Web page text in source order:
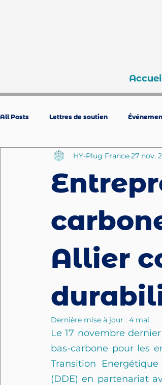
All Posts Lettres de soutien
Allier
HY-Plug France 27 nov.
Dernière mise à jour : 4 mai
Le 17 novembre
bas-carbone pour les
Transition
(DDE) en partenariat